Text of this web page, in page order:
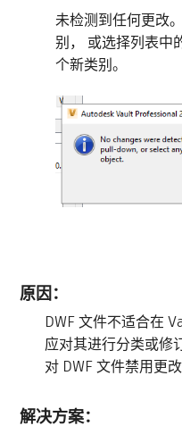
未检测到任何更改
别， 或选择列表中
个新类别。
原因：
DWF 文件不适合在
应对其进行分类或修
对 DWF 文件禁用更
解决方案：